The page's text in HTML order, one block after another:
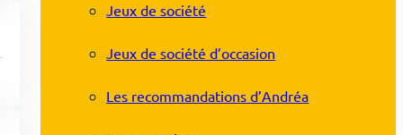
Jeux de société
Jeux de société d’occasion
Les recommandations d’Andréa